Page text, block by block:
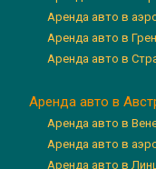
Аренда авто в
Аренда авто в
Аренда авто в
Аренда авто в
Аренда авто в
Аренда авто в
Аренда авто в